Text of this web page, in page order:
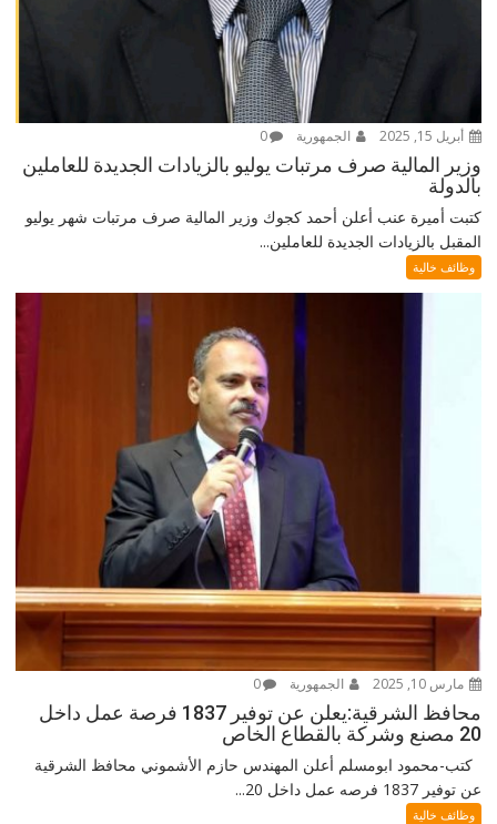
أبريل 15, 2025 الجمهورية 0
وزير المالية صرف مرتبات يوليو بالزيادات الجديدة للعاملين
بالدولة
كتبت أميرة عنب أعلن أحمد كجوك وزير المالية صرف مرتبات شهر يوليو
المقبل بالزيادات الجديدة للعاملين...
وظائف خالية
مارس 10, 2025 الجمهورية 0
محافظ الشرقية:يعلن عن توفير 1837 فرصة عمل داخل
20 مصنع وشركة بالقطاع الخاص
كتب-محمود ابومسلم أعلن المهندس حازم الأشموني محافظ الشرقية
عن توفير 1837 فرصه عمل داخل 20...
وظائف خالية